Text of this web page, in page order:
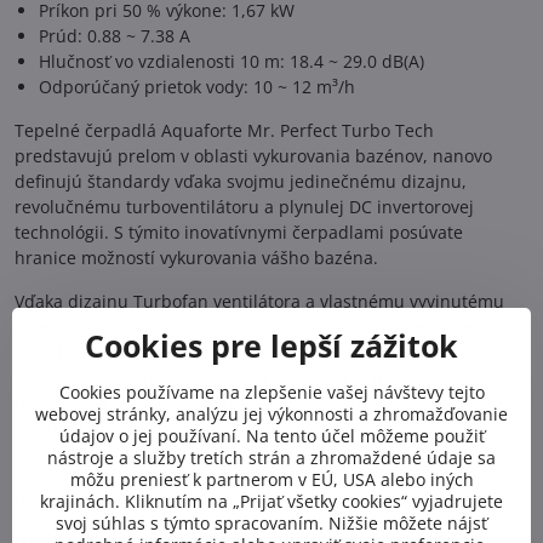
Príkon pri 50 % výkone: 1,67 kW
Prúd: 0.88 ~ 7.38 A
Hlučnosť vo vzdialenosti 10 m: 18.4 ~ 29.0 dB(A)
Odporúčaný prietok vody: 10 ~ 12 m³/h
Tepelné čerpadlá Aquaforte Mr. Perfect Turbo Tech
predstavujú prelom v oblasti vykurovania bazénov, nanovo
definujú štandardy vďaka svojmu jedinečnému dizajnu,
revolučnému turboventilátoru a plynulej DC invertorovej
technológii. S týmito inovatívnymi čerpadlami posúvate
hranice možností vykurovania vášho bazéna.
Vďaka dizajnu Turbofan ventilátora a vlastnému vyvinutému
Aquaforte Mr. Perfect Turbotech mimoriadne výsledky.
prevádzkou a možnosťou dosiahnuť koeficient účinnosti (COP)
až 20 pri optimálnej prevádzke.
Ide o 4-sezónne typy tepelných čerpadiel, schopné prevádzky
pri vonkajších teplotách až do -20 °C.
Cookies pre lepší zážitok
Cookies používame na zlepšenie vašej návštevy tejto
webovej stránky, analýzu jej výkonnosti a zhromažďovanie
údajov o jej používaní. Na tento účel môžeme použiť
nástroje a služby tretích strán a zhromaždené údaje sa
môžu preniesť k partnerom v EÚ, USA alebo iných
krajinách. Kliknutím na „Prijať všetky cookies“ vyjadrujete
svoj súhlas s týmto spracovaním. Nižšie môžete nájsť